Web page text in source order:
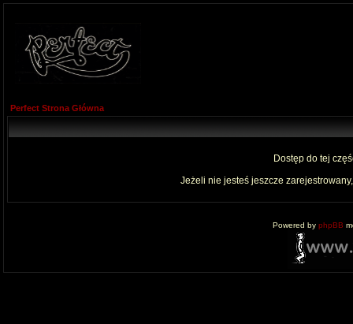
Perfect Strona Główna
Dostęp do tej
Jeżeli nie jesteś jeszcze
Powered by phpBB